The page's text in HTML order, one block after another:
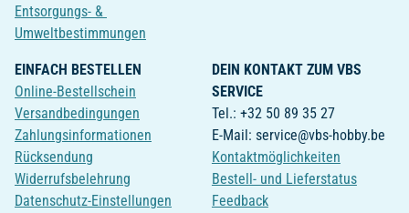
Entsorgungs- &
Umweltbestimmungen
EINFACH BESTELLEN
Online-Bestellschein
Versandbedingungen
Zahlungsinformationen
Rücksendung
Widerrufsbelehrung
Datenschutz-Einstellungen
DEIN KONTAKT ZUM VBS
SERVICE
Tel.: +32 50 89 35 27
E-Mail: service@vbs-hobby.be
Kontaktmöglichkeiten
Bestell- und Lieferstatus
Feedback